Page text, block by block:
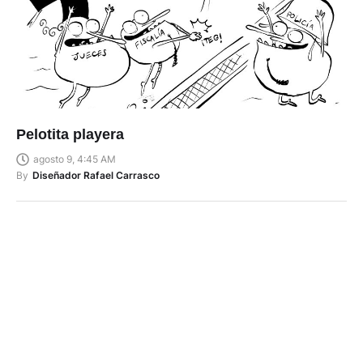
Pelotita playera
agosto 9, 4:45 AM
By Diseñador Rafael Carrasco